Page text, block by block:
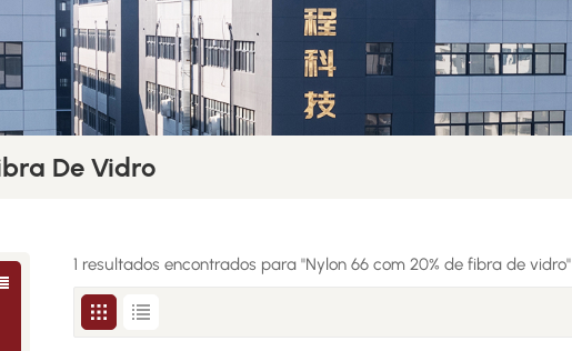
De Vidro
1 resultados encontrados para "Nylon 66 com 20% de fibra de vidro"